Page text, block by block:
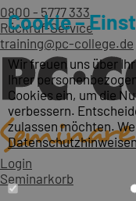
0800 - 5777 333
Rückruf-Service
training@pc-college.de
Login
Seminarkorb
Cookie –
Wir freuen uns über
Ihrer
Cookies ein, um die
verbessern.
zulassen möchten.
Datenschutzhinweisen